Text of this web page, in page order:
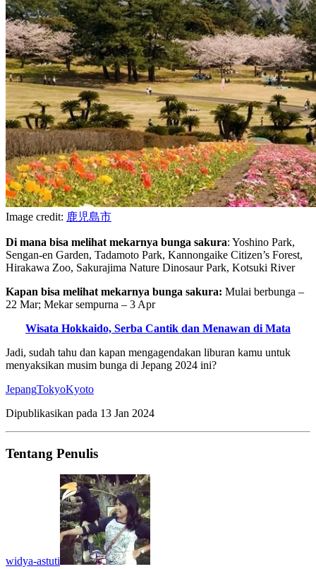
Image credit: 鹿児島市
Di mana bisa melihat mekarnya bunga sakura: Yoshino Park,
Sengan-en Garden, Tadamoto Park, Kannongaike Citizen’s Forest,
Hirakawa Zoo, Sakurajima Nature Dinosaur Park, Kotsuki River
Kapan bisa melihat mekarnya bunga sakura: Mulai berbunga –
22 Mar; Mekar sempurna – 3 Apr
Wisata Hokkaido, Serba Cantik dan Menawan di Mata
Jadi, sudah tahu dan kapan mengagendakan liburan kamu untuk
menyaksikan musim bunga di Jepang 2024 ini?
JepangTokyoKyoto
Dipublikasikan pada 13 Jan 2024
Tentang Penulis
widya-astuti